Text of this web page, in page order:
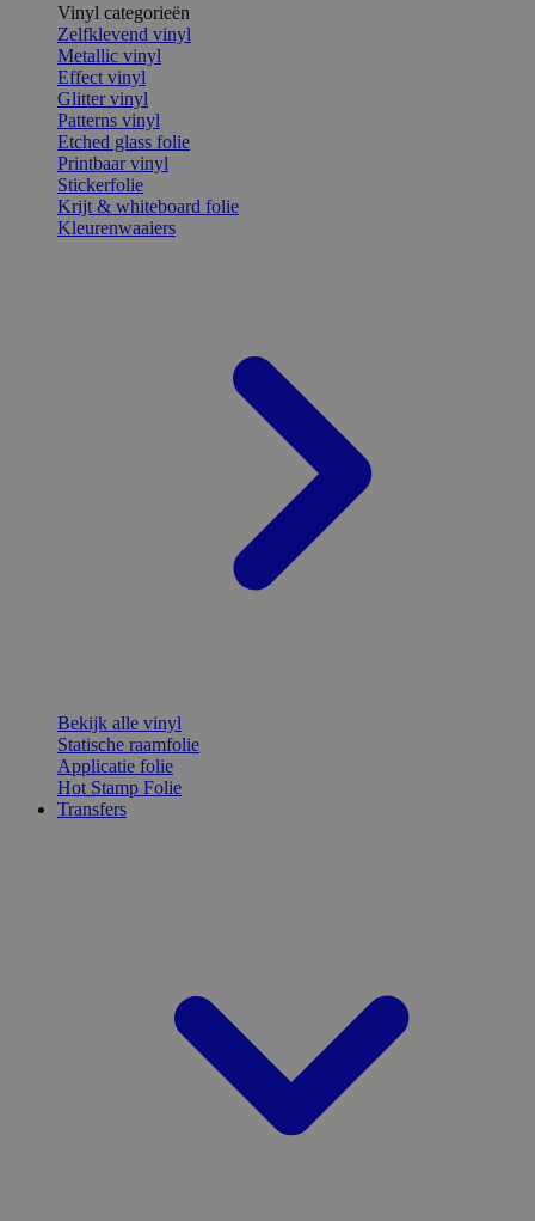
Vinyl categorieën
Zelfklevend vinyl
Metallic vinyl
Effect vinyl
Glitter vinyl
Patterns vinyl
Etched glass folie
Printbaar vinyl
Stickerfolie
Krijt & whiteboard folie
Kleurenwaaiers
Bekijk alle vinyl
Statische raamfolie
Applicatie folie
Hot Stamp Folie
Transfers